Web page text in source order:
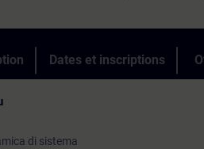
personale
basi
Dates et inscriptions
di sistema